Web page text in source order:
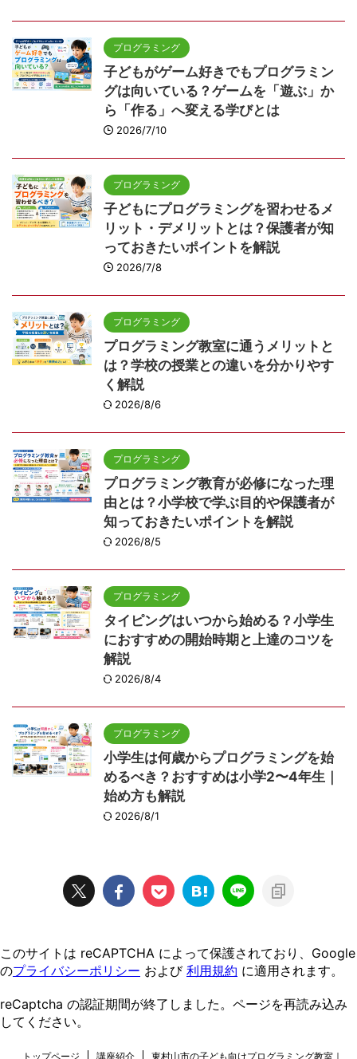
プログラミング
子どもがゲーム好きでもプログラミン
グは向いている？ゲームを「遊ぶ」か
ら「作る」へ変える学びとは
2026/7/10
プログラミング
子どもにプログラミングを習わせるメ
リット・デメリットとは？保護者が知
っておきたいポイントを解説
2026/7/8
プログラミング
プログラミング教室に通うメリットと
は？学校の授業との違いを分かりやす
く解説
2026/8/6
プログラミング
プログラミング教育が必修になった理
由とは？小学校で学ぶ目的や保護者が
知っておきたいポイントを解説
2026/8/5
プログラミング
タイピングはいつから始める？小学生
におすすめの開始時期と上達のコツを
解説
2026/8/4
プログラミング
小学生は何歳からプログラミングを始
めるべき？おすすめは小学2〜4年生｜
始め方も解説
2026/8/1
このサイトは reCAPTCHA によって保護されており、Google
のプライバシーポリシー および 利用規約 に適用されます。
reCaptcha の認証期間が終了しました。ページを再読み込み
してください。
トップページ 講座紹介 東村山市の子ども向けプログラミング教室｜